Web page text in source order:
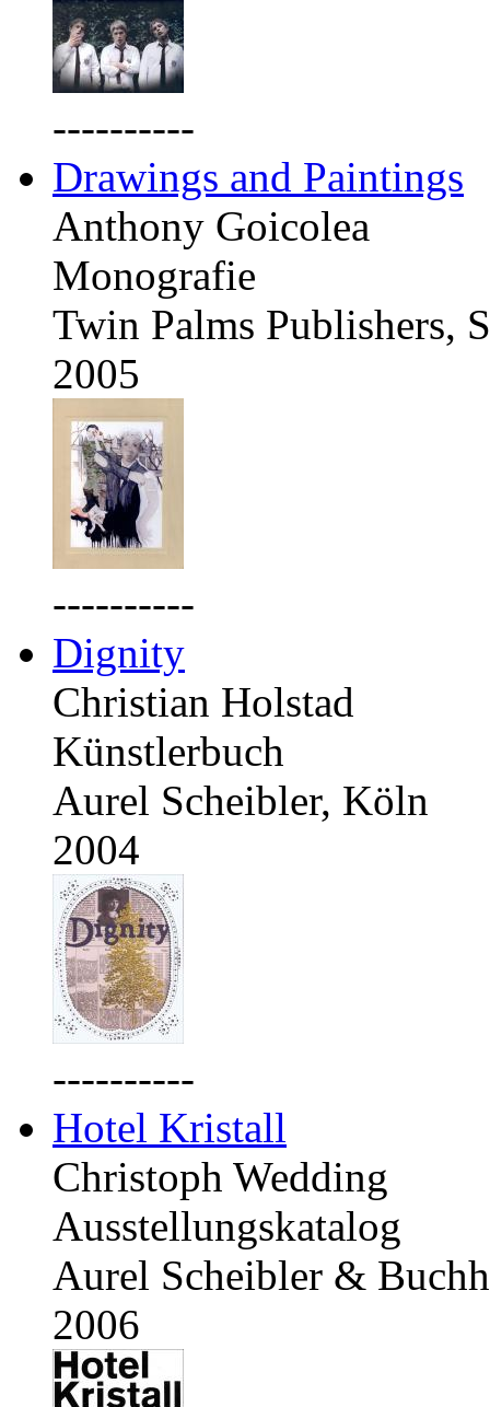
----------
Drawings and Paintings
Anthony Goicolea
Monografie
Twin Palms Publishers,
2005
----------
Dignity
Christian Holstad
Künstlerbuch
Aurel Scheibler, Köln
2004
----------
Hotel Kristall
Christoph Wedding
Ausstellungskatalog
Aurel Scheibler &
2006